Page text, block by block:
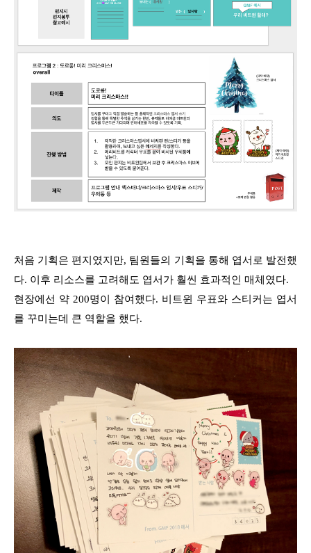
처음 기획은 편지였지만, 팀원들의 기획을 통해 엽서로 발전했
다. 이후 리소스를 고려해도 엽서가 훨씬 효과적인 매체였다.
현장에선 약 200명이 참여했다. 비트윈 우표와 스티커는 엽서
를 꾸미는데 큰 역할을 했다.